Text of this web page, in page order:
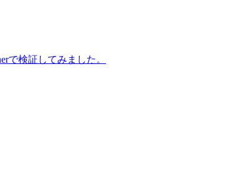
で検証してみました。